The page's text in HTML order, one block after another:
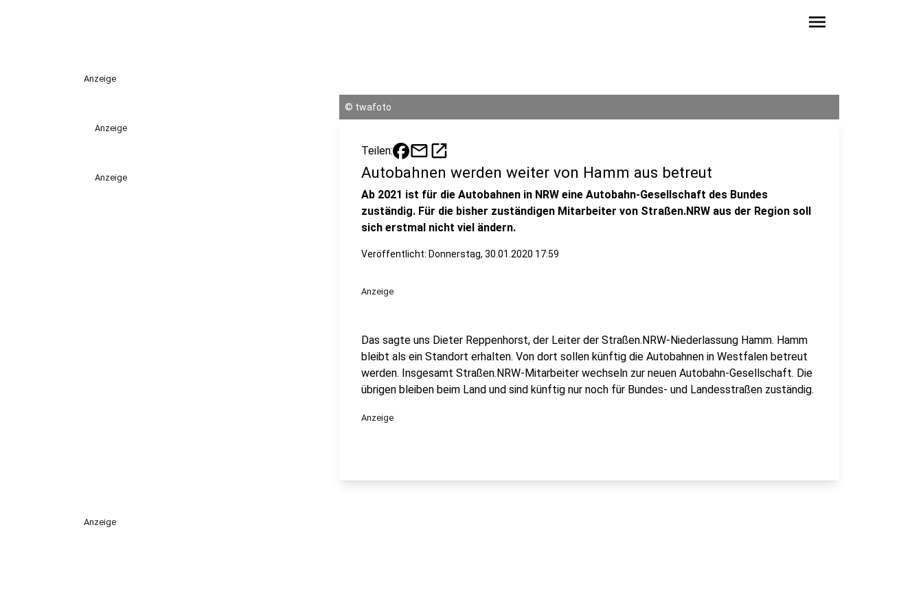
menu
Anzeige
Anzeige
Anzeige
© twafoto
Teilen: mailopen_in_new
Autobahnen werden weiter von Hamm aus betreut
Ab 2021 ist für die Autobahnen in NRW eine Autobahn-Gesellschaft des Bundes
zuständig. Für die bisher zuständigen Mitarbeiter von Straßen.NRW aus der Region soll
sich erstmal nicht viel ändern.
Veröffentlicht: Donnerstag, 30.01.2020 17:59
Anzeige
Das sagte uns Dieter Reppenhorst, der Leiter der Straßen.NRW-Niederlassung Hamm. Hamm
bleibt als ein Standort erhalten. Von dort sollen künftig die Autobahnen in Westfalen betreut
werden. Insgesamt Straßen.NRW-Mitarbeiter wechseln zur neuen Autobahn-Gesellschaft. Die
übrigen bleiben beim Land und sind künftig nur noch für Bundes- und Landesstraßen zuständig.
Anzeige
Anzeige